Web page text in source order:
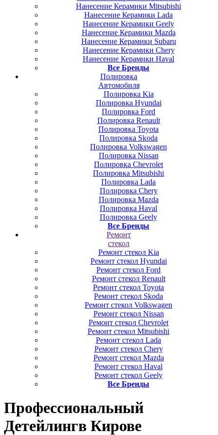
Нанесение Керамики Mitsubishi
Нанесение Керамики Lada
Нанесение Керамики Geely
Нанесение Керамики Mazda
Нанесение Керамики Subaru
Нанесение Керамики Chery
Нанесение Керамики Haval
Все Бренды
Полировка
Автомобиля
Полировка Kia
Полировка Hyundai
Полировка Ford
Полировка Renault
Полировка Toyota
Полировка Skoda
Полировка Volkswagen
Полировка Nissan
Полировка Chevrolet
Полировка Mitsubishi
Полировка Lada
Полировка Chery
Полировка Mazda
Полировка Haval
Полировка Geely
Все Бренды
Ремонт
стекол
Ремонт стекол Kia
Ремонт стекол Hyundai
Ремонт стекол Ford
Ремонт стекол Renault
Ремонт стекол Toyota
Ремонт стекол Skoda
Ремонт стекол Volkswagen
Ремонт стекол Nissan
Ремонт стекол Chevrolet
Ремонт стекол Mitsubishi
Ремонт стекол Lada
Ремонт стекол Chery
Ремонт стекол Mazda
Ремонт стекол Haval
Ремонт стекол Geely
Все Бренды
Профессиональный
Детейлингв Кирове